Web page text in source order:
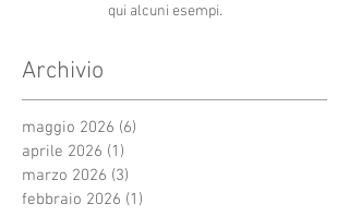
qui alcuni esempi.
Archivio
maggio 2026 (6)
aprile 2026 (1)
marzo 2026 (3)
febbraio 2026 (1)